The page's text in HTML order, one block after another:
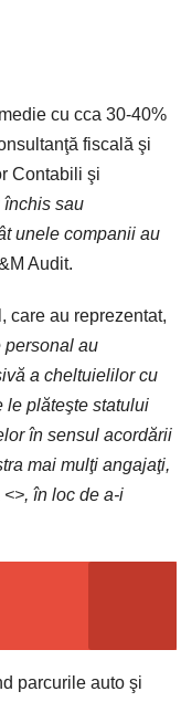
cu cca 30-40%
fiscală şi
Contabili şi
închis sau
unele companii au
Audit.
care au reprezentat,
personal au
a cheltuielilor cu
le plăteşte statului
în sensul acordării
mai mulţi angajaţi,
în loc de a-i
parcurile auto şi